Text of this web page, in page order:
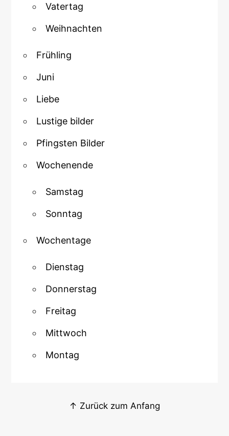
Vatertag
Weihnachten
Frühling
Juni
Liebe
Lustige bilder
Pfingsten Bilder
Wochenende
Samstag
Sonntag
Wochentage
Dienstag
Donnerstag
Freitag
Mittwoch
Montag
↑ Zurück zum Anfang